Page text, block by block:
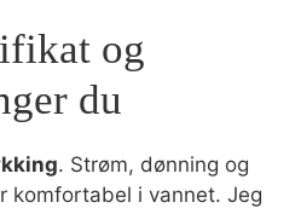
og
du
. Strøm, dønning og
komfortabel i vannet. Jeg